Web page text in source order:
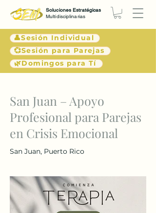
👤Sesión Individual
💞Sesión para Parejas
🌿Domingos para Tí
Soluciones Estratégicas
Multidisciplinarias
< Atrás
San Juan – Apoyo
Profesional para Parejas
en Crisis Emocional
San Juan, Puerto Rico